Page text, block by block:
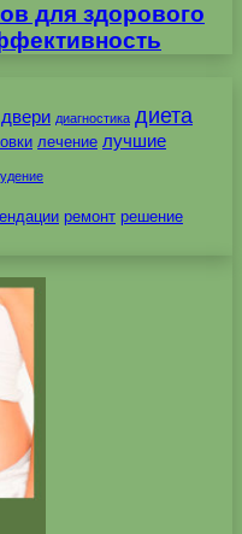
для здорового
двери диагностика диета
лечение лучшие
ремонт решение